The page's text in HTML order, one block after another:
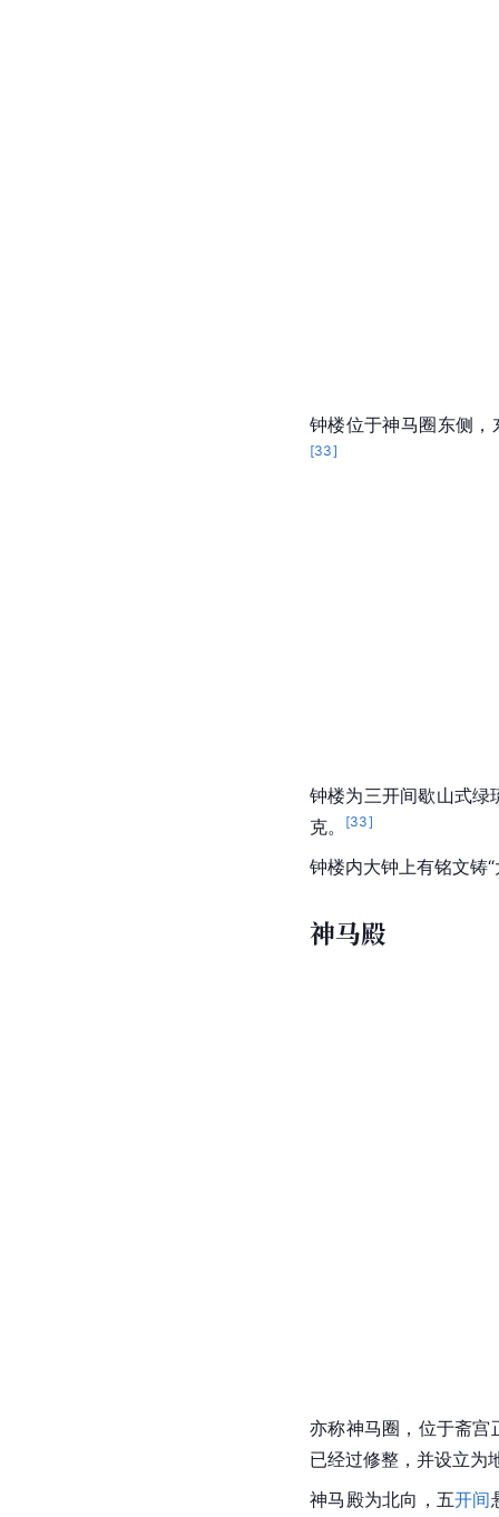
钟楼位于神马圈东侧
[33]
钟楼为三开间歇山式绿
克。
[33]
钟楼内大钟上有铭文铸
神马殿
亦称神马圈，位于斋
已经过修整，并设立为
神马殿为北向，五开间